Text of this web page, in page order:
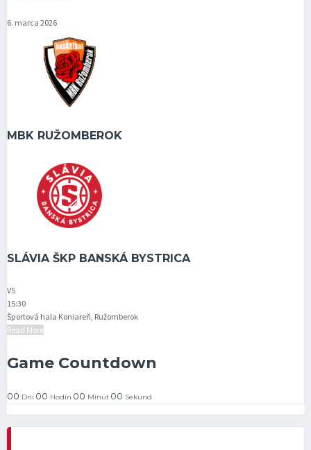
6. marca 2026
MBK RUŽOMBEROK
SLÁVIA ŠKP BANSKÁ BYSTRICA
VS
15:30
Športová hala Koniareň, Ružomberok
Read More
Game Countdown
00 Dní 00 Hodín 00 Minút 00 Sekúnd